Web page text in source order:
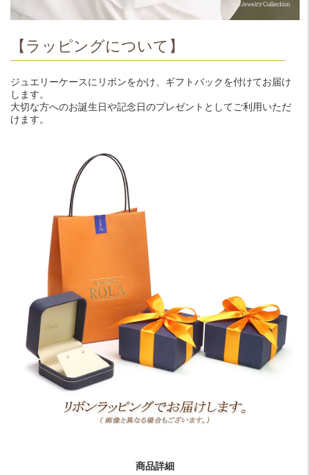
【ラッピングについて】
ジュエリーケースにリボンをかけ、ギフトバックを付けてお届け
します。
大切な方へのお誕生日や記念日のプレゼントとしてご利用いただ
けます。
商品詳細